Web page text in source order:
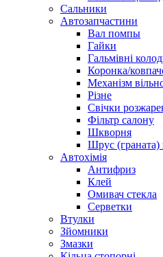
Сальники
Автозапчастини
Вал помпы
Гайки
Гальмівні
Коронка/
Механізм
Різне
Свічки
Фільтр салону
Шкворня
Шрус (граната)
Автохімія
Антифриз
Клей
Омивач стекла
Серветки
Втулки
Зйомники
Змазки